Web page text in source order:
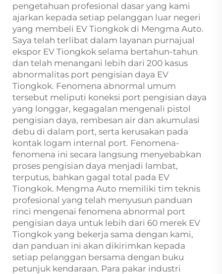
pengetahuan profesional dasar yang kami
ajarkan kepada setiap pelanggan luar negeri
yang membeli EV Tiongkok di Mengma Auto.
Saya telah terlibat dalam layanan purnajual
ekspor EV Tiongkok selama bertahun-tahun
dan telah menangani lebih dari 200 kasus
abnormalitas port pengisian daya EV
Tiongkok. Fenomena abnormal umum
tersebut meliputi koneksi port pengisian daya
yang longgar, kegagalan mengenali pistol
pengisian daya, rembesan air dan akumulasi
debu di dalam port, serta kerusakan pada
kontak logam internal port. Fenomena-
fenomena ini secara langsung menyebabkan
proses pengisian daya menjadi lambat,
terputus, bahkan gagal total pada EV
Tiongkok. Mengma Auto memiliki tim teknis
profesional yang telah menyusun panduan
rinci mengenai fenomena abnormal port
pengisian daya untuk lebih dari 60 merek EV
Tiongkok yang bekerja sama dengan kami,
dan panduan ini akan dikirimkan kepada
setiap pelanggan bersama dengan buku
petunjuk kendaraan. Para pakar industri